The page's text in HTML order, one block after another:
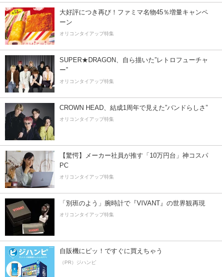
大好評につき再び！ファミマ名物45％増量キャンペ
ーン
オリコンタイアップ特集
SUPER★DRAGON、自ら描いた”レトロフューチャ
ー”
オリコンタイアップ特集
CROWN HEAD、結成1周年で見えた”バンドらしさ”
オリコンタイアップ特集
【驚愕】メーカー社員が推す「10万円台」神コスパ
PC
オリコンタイアップ特集
「別班のよう」腕時計で『VIVANT』の世界観再現
オリコンタイアップ特集
自販機にピッ！ですぐに買えちゃう
（PR）ジハンピ